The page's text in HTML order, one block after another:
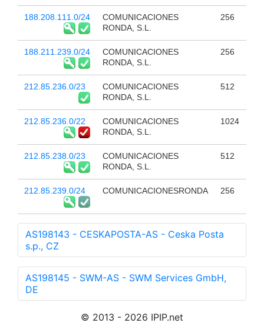
188.208.111.0/24
COMUNICACIONES
RONDA, S.L.
256
188.211.239.0/24
COMUNICACIONES
RONDA, S.L.
256
212.85.236.0/23
COMUNICACIONES
RONDA, S.L.
512
212.85.236.0/22
COMUNICACIONES
RONDA, S.L.
1024
212.85.238.0/23
COMUNICACIONES
RONDA, S.L.
512
212.85.239.0/24 COMUNICACIONESRONDA 256
AS198143 - CESKAPOSTA-AS - Ceska Posta
s.p., CZ
AS198145 - SWM-AS - SWM Services GmbH,
DE
© 2013 - 2026 IPIP.net